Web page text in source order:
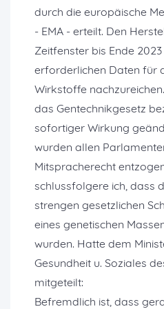
durch die europäische
- EMA - erteilt. Den
Zeitfenster bis Ende
erforderlichen Daten für
Wirkstoffe
das Gentechnikgesetz
sofortiger Wirkung
wurden allen
Mitspracherecht
schlussfolgere ich, dass
strengen gesetzlichen
eines genetischen
wurden. Hatte dem
Gesundheit u. Soziales
mitgeteilt:
Befremdlich ist, dass